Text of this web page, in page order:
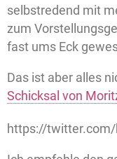
selbstredend mit
zum
fast ums Eck
Das ist aber alles
Schicksal von
https://